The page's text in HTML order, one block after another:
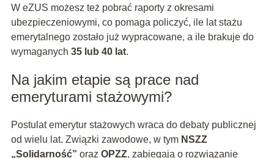
W eZUS możesz też pobrać raporty z okresami
ubezpieczeniowymi, co pomaga policzyć, ile lat stażu
emerytalnego zostało już wypracowane, a ile brakuje do
wymaganych 35 lub 40 lat.
Na jakim etapie są prace nad
emeryturami stażowymi?
Postulat emerytur stażowych wraca do debaty publicznej
od wielu lat. Związki zawodowe, w tym NSZZ
„Solidarność” oraz OPZZ, zabiegają o rozwiązanie